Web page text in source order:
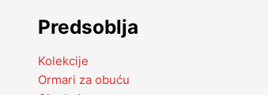
Predsoblja
Kolekcije
Ormari za obuću